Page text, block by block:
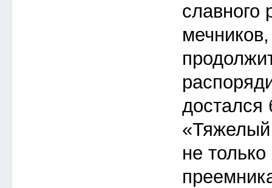
славного
не